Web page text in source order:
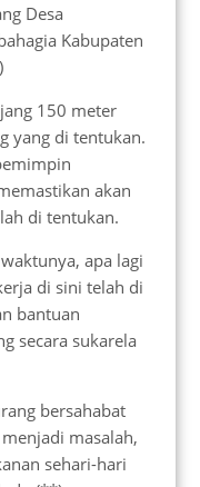
Desa
Kabupaten
150 meter
yang di tentukan.
akan
di tentukan.
apa lagi
di sini telah di
bantuan
secara sukarela
bersahabat
masalah,
sehari-hari